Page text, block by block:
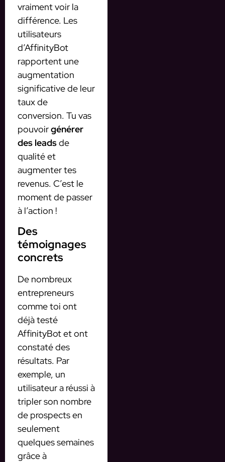
vraiment voir la
différence. Les
utilisateurs
d’AffinityBot
rapportent une
augmentation
significative de leur
taux de
conversion. Tu vas
pouvoirgénérer
des leadsde
qualité et
augmenter tes
revenus. C’est le
moment de passer
à l’action !
Des
témoignages
concrets
De nombreux
entrepreneurs
comme toi ont
déjà testé
AffinityBot et ont
constaté des
résultats. Par
exemple, un
utilisateur a réussi à
tripler son nombre
de prospects en
seulement
quelques semaines
grâce à